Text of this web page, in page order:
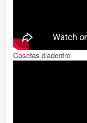
Cosetas d’adentro